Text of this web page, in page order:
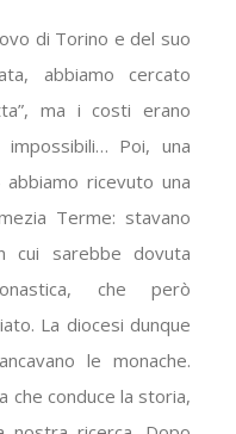
di Torino e del suo
abbiamo cercato
ma i costi erano
Poi, una
ricevuto una
Terme: stavano
cui sarebbe dovuta
che però
La diocesi dunque
le monache.
che conduce la storia,